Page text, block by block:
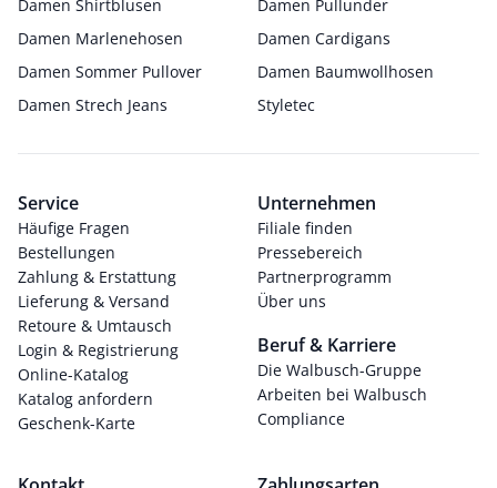
Damen Shirtblusen
Damen Pullunder
Damen Marlenehosen
Damen Cardigans
Damen Sommer Pullover
Damen Baumwollhosen
Damen Strech Jeans
Styletec
Service
Häufige Fragen
Bestellungen
Zahlung & Erstattung
Lieferung & Versand
Retoure & Umtausch
Login & Registrierung
Online-Katalog
Katalog anfordern
Geschenk-Karte
Unternehmen
Filiale finden
Pressebereich
Partnerprogramm
Über uns
Beruf & Karriere
Die Walbusch-Gruppe
Arbeiten bei Walbusch
Compliance